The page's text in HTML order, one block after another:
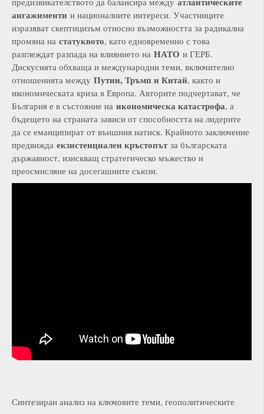
ангажименти и националните интереси. Участниците
изразяват скептицизъм относно възможността за радикална
промяна на статуквото, като едновременно с това
разглеждат разпада на влиянието на НАТО и ГЕРБ.
Дискусията обхваща и международни теми, включително
отношенията между Путин, Тръмп и Китай, както и
икономическата криза в Европа. Авторите подчертават, че
България е в състояние на икономическа катастрофа, а
бъдещето на страната зависи от способността на лидерите
да се еманципират от външния натиск. Крайното заключение
предвижда екзистенциален кръстопътза българската
държавност, изискващ стратегическо мъжество и
преосмисляне на досегашните съюзи.
Синтезиран анализ на ключовите теми, геополитическите